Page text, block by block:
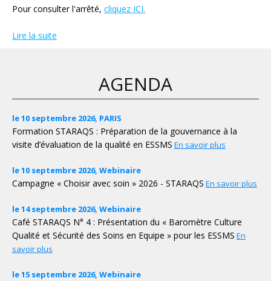
Pour consulter l'arrêté, cliquez ICI.
Lire la suite
AGENDA
le 10 septembre 2026, PARIS
Formation STARAQS : Préparation de la gouvernance à la
visite d’évaluation de la qualité en ESSMS En savoir plus
le 10 septembre 2026, Webinaire
Campagne « Choisir avec soin » 2026 - STARAQS En savoir plus
le 14 septembre 2026, Webinaire
Café STARAQS N° 4 : Présentation du « Baromètre Culture
Qualité et Sécurité des Soins en Equipe » pour les ESSMS En
savoir plus
le 15 septembre 2026, Webinaire